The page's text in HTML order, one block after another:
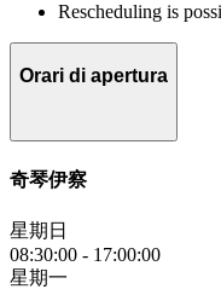
Rescheduling is
Orari di apertura
奇琴伊察
星期日
08:30:00 - 17:00:00
星期一